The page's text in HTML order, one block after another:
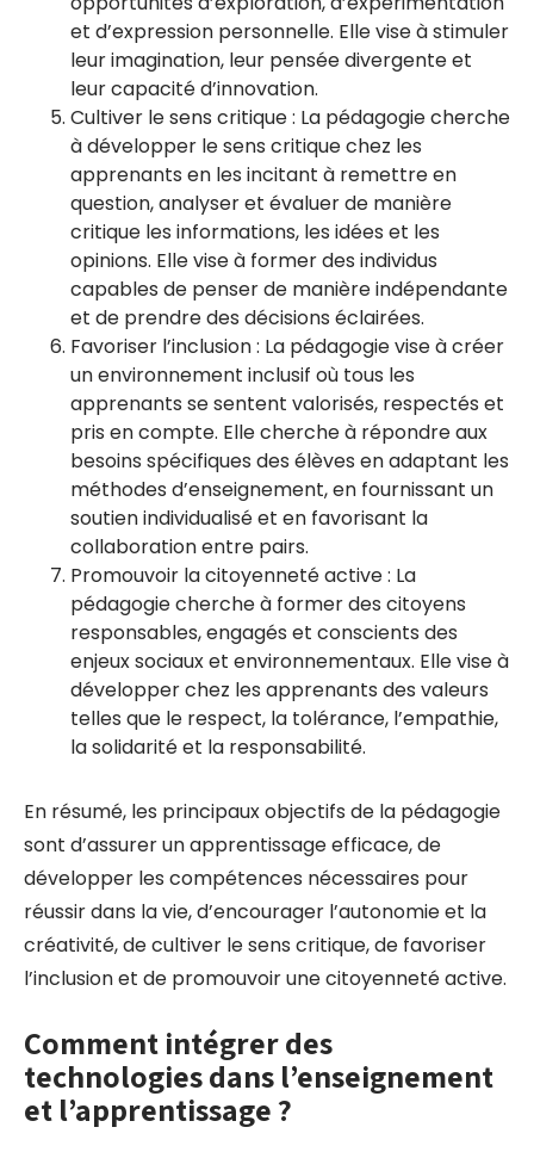
et d’expression personnelle. Elle vise à stimuler
leur imagination, leur pensée divergente et
leur capacité d’innovation.
Cultiver le sens critique : La pédagogie cherche
à développer le sens critique chez les
apprenants en les incitant à remettre en
question, analyser et évaluer de manière
critique les informations, les idées et les
opinions. Elle vise à former des individus
capables de penser de manière indépendante
et de prendre des décisions éclairées.
Favoriser l’inclusion : La pédagogie vise à créer
un environnement inclusif où tous les
apprenants se sentent valorisés, respectés et
pris en compte. Elle cherche à répondre aux
besoins spécifiques des élèves en adaptant les
méthodes d’enseignement, en fournissant un
soutien individualisé et en favorisant la
collaboration entre pairs.
Promouvoir la citoyenneté active : La
pédagogie cherche à former des citoyens
responsables, engagés et conscients des
enjeux sociaux et environnementaux. Elle vise à
développer chez les apprenants des valeurs
telles que le respect, la tolérance, l’empathie,
la solidarité et la responsabilité.
En résumé, les principaux objectifs de la pédagogie
sont d’assurer un apprentissage efficace, de
développer les compétences nécessaires pour
réussir dans la vie, d’encourager l’autonomie et la
créativité, de cultiver le sens critique, de favoriser
l’inclusion et de promouvoir une citoyenneté active.
Comment intégrer des
technologies dans l’enseignement
et l’apprentissage ?